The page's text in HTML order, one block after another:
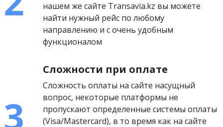
нашем же сайте Transavia.kz вы можете
найти нужный рейс по любому
направлению и с очень удобным
функционалом
Сложности при оплате
Сложность оплаты на сайте насущный
вопрос, некоторые платформы не
пропускают определенные системы оплаты
(Visa/Mastercard), в то время как на сайте